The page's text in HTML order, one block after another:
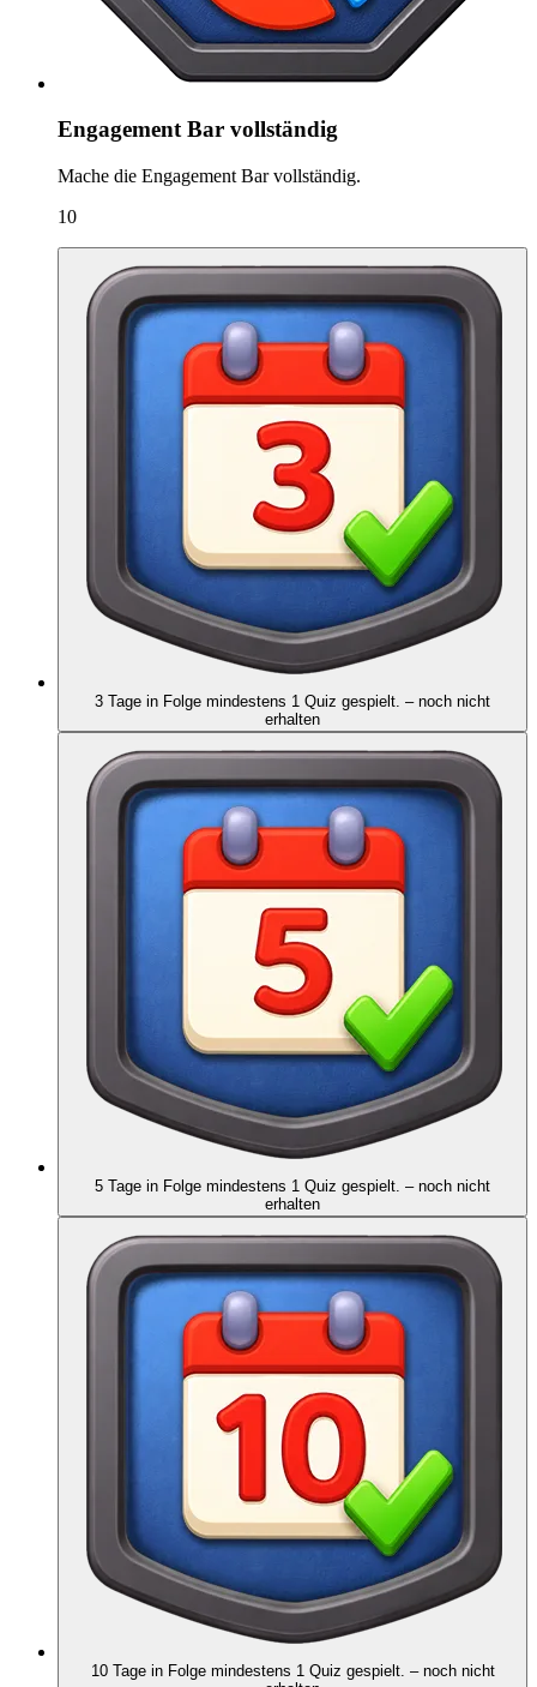
Engagement Bar vollständig
Mache die Engagement Bar vollständig.
10
3 Tage in Folge mindestens 1 Quiz gespielt. – noch nicht
erhalten
5 Tage in Folge mindestens 1 Quiz gespielt. – noch nicht
erhalten
10 Tage in Folge mindestens 1 Quiz gespielt. – noch nicht